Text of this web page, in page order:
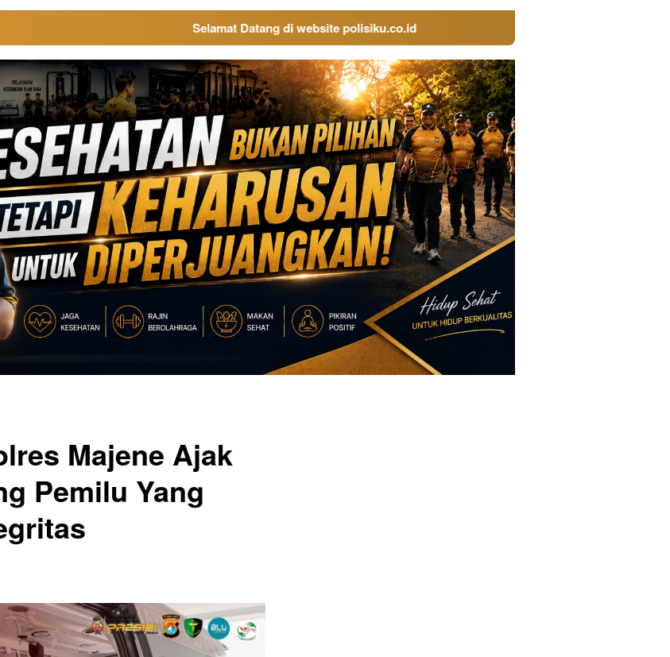
Selamat Datang di website polisiku.co.id
Majene Ajak
Pemilu Yang